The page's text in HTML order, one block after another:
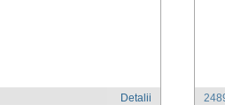
Detalii